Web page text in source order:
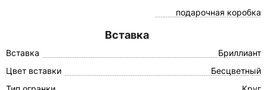
подарочная коробка
Вставка
Вставка
Бриллиант
Цвет вставки
Бесцветный